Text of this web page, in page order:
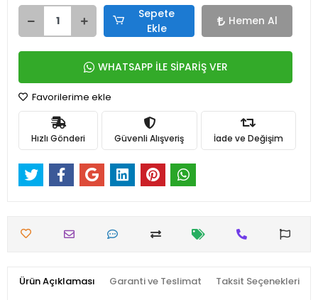
Sepete
Ekle
Hemen Al
WHATSAPP İLE SİPARİŞ VER
Favorilerime ekle
Hızlı Gönderi Güvenli Alışveriş İade ve Değişim
Ürün Açıklaması Garanti ve Teslimat Taksit Seçenekleri